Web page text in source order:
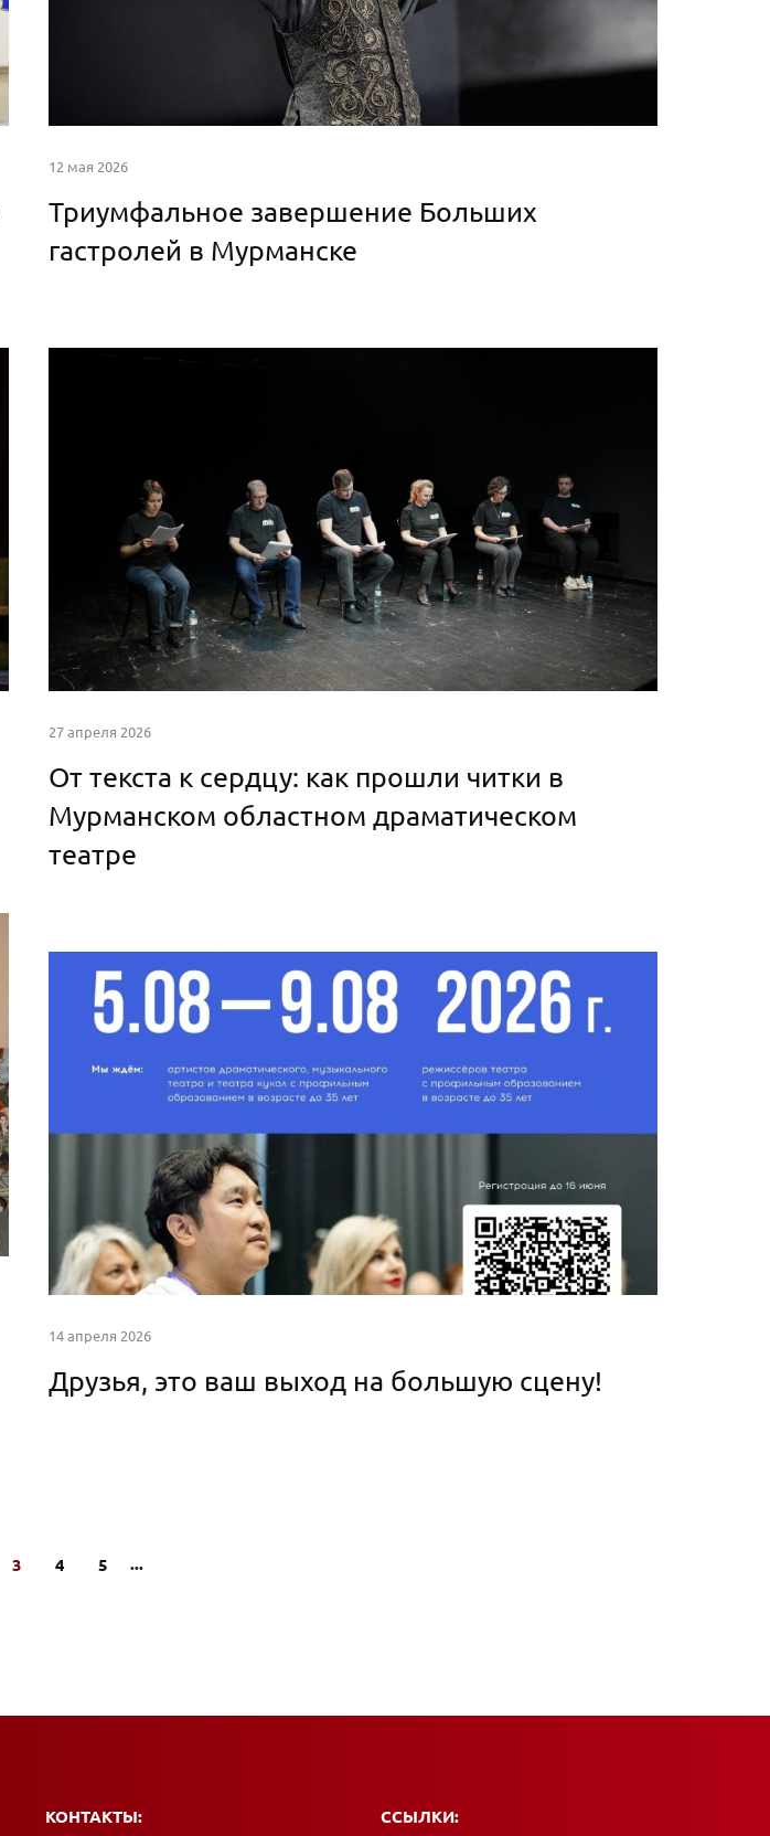
12 мая 2026
Триумфальное завершение Больших
гастролей в Мурманске
27 апреля 2026
От текста к сердцу: как прошли читки в
Мурманском областном драматическом
театре
14 апреля 2026
Друзья, это ваш выход на большую сцену!
3 4 5 ...
КОНТАКТЫ: ССЫЛКИ: